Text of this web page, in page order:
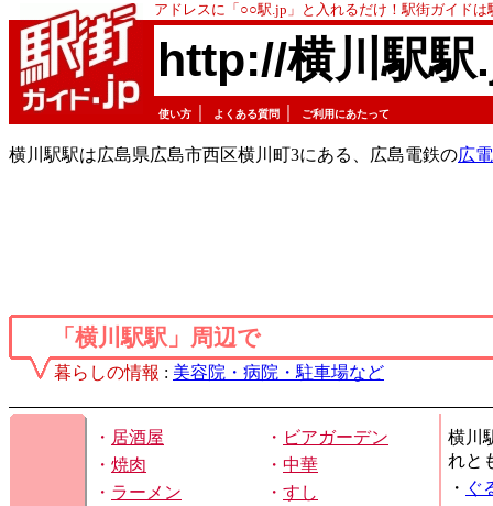
アドレスに「○○駅.jp」と入れるだけ！駅街ガイド
http://横川駅駅
使い方 よくある質問 ご利用にあたって
横川駅駅は広島県広島市西区横川町3にある、広島電鉄の広
「横川駅駅」周辺で
暮らしの情報 : 美容院・病院・駐車場など
・ 居酒屋 ・ ビアガーデン
・ 焼肉 ・ 中華
・ ラーメン ・ すし
横川
れと
・ ぐ